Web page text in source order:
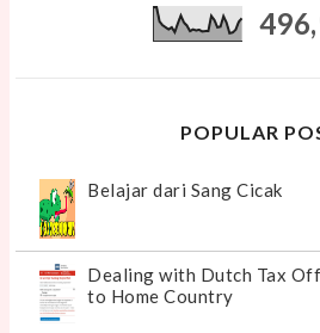
POPULAR
Belajar dari Sang Cicak
Dealing with Dutch Tax
to Home Country